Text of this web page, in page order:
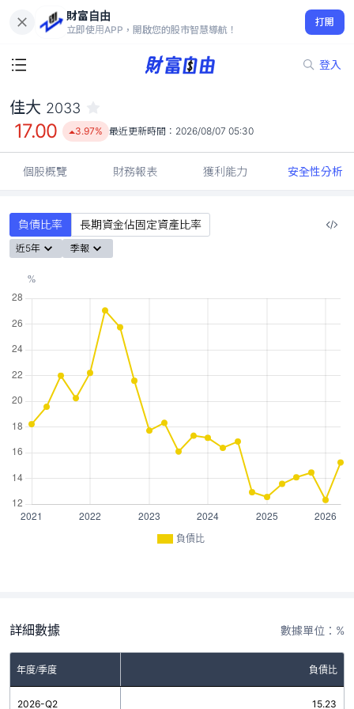
財富自由
立即使用APP，開啟您的股市智慧導航！
打開
登入
17.00
3.97%
佳大 2033
17.00 3.97% 最近更新時間： 2026/08/07 05:30
個股概覽 財務報表 獲利能力 安全性分析
負債比率 長期資金佔固定資產比率
近5年 季報
負債比
詳細數據 數據單位：%
年度/季度 負債比
2026-Q2 15.23